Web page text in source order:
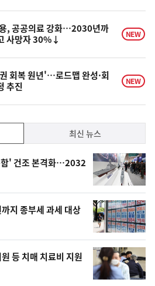
, 공공의료 강화…2030년까
사망자 30%↓
NEW
회복 원년'…로드맵 완성·회
추진
NEW
최신 뉴스
함' 건조 본격화…2032
지 종부세 과세 대상
등 치매 치료비 지원